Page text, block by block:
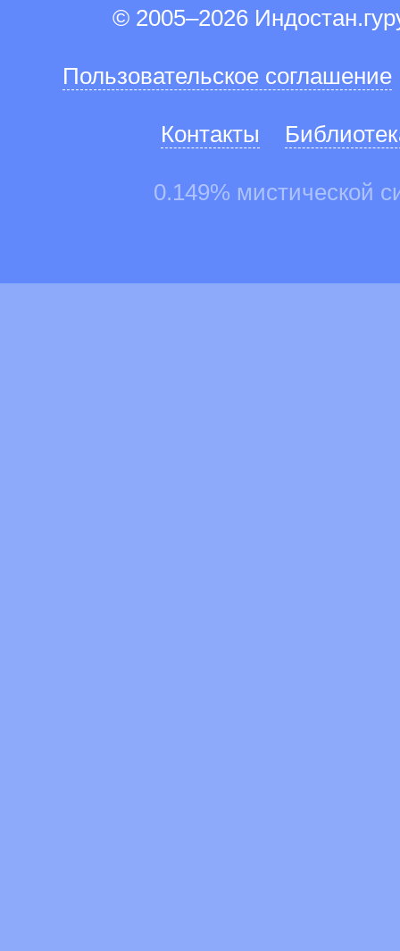
© 2005–2026
Пользовательское соглашение
Контакты
0.149% мистической